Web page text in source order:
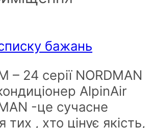
бажань
– 24 серії NORDMAN
AlpinAir
-це сучасне
тих , хто цінує якість,